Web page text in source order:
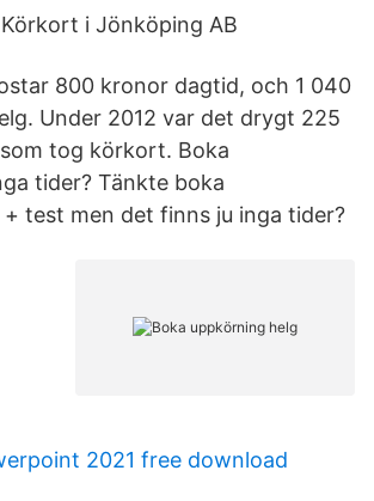
i Jönköping AB
800 kronor dagtid, och 1 040
Under 2012 var det drygt 225
tog körkort. Boka
tider? Tänkte boka
test men det finns ju inga tider?
2021 free download